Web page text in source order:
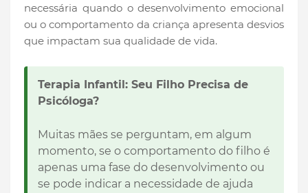
necessária quando o desenvolvimento emocional
ou o comportamento da criança apresenta desvios
que impactam sua qualidade de vida.
Terapia Infantil: Seu Filho Precisa de
Psicóloga?
Muitas mães se perguntam, em algum
momento, se o comportamento do filho é
apenas uma fase do desenvolvimento ou
se pode indicar a necessidade de ajuda